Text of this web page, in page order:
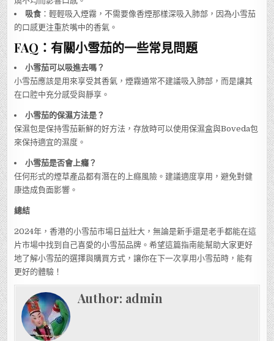
吸食 ：輕輕吸入煙霧，不需要像香煙那樣深吸入肺部，因為小雪茄
的口感更注重於嘴中的香氣。
FAQ：有關小雪茄的一些常見問題
小雪茄可以吸進去嗎？
小雪茄應該是用來享受其香氣，煙霧通常不建議吸入肺部，而是讓其
在口腔中充分感受與靜享。
小雪茄的保濕方法是？
保濕包是保持雪茄新鮮的好方法，存放時可以使用保濕盒與Boveda包
來保持適宜的濕度。
小雪茄是否會上癮？
任何形式的煙草產品都有潛在的上癮風險。建議適度享用，避免對健
康造成負面影響。
總結
2024年，香港的小雪茄市場日益壯大，無論是新手還是老手都能在這
片市場中找到自己喜愛的小雪茄品牌。希望這篇指南能幫助大家更好
地了解小雪茄的選擇與購買方式，讓你在下一次享用小雪茄時，能有
更好的體驗！
Author: admin